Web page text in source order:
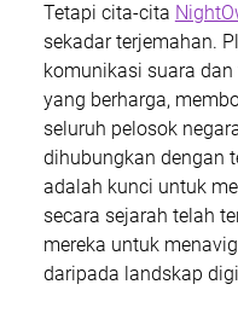
Tetapi cita-cita
sekadar terjemahan.
komunikasi suara
yang berharga,
seluruh pelosok
dihubungkan dengan
adalah kunci untuk
secara sejarah telah
mereka untuk
daripada landskap